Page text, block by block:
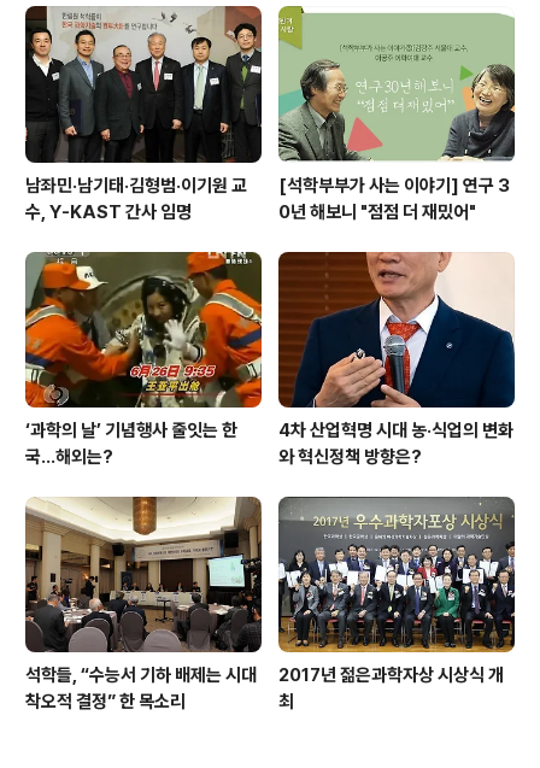
남좌민·남기태·김형범·이기원 교
수, Y-KAST 간사 임명
[석학부부가 사는 이야기] 연구 3
0년 해보니 "점점 더 재밌어"
‘과학의 날’ 기념행사 줄잇는 한
국…해외는?
4차 산업혁명 시대 농·식업의 변화
와 혁신정책 방향은?
석학들, “수능서 기하 배제는 시대
착오적 결정” 한 목소리
2017년 젊은과학자상 시상식 개
최